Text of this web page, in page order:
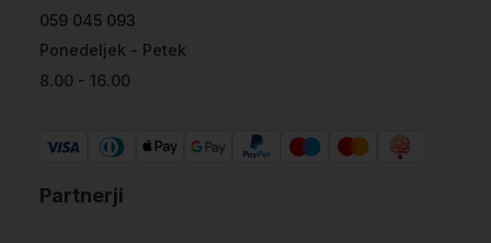
059 045 093
Ponedeljek - Petek
8.00 - 16.00
Partnerji